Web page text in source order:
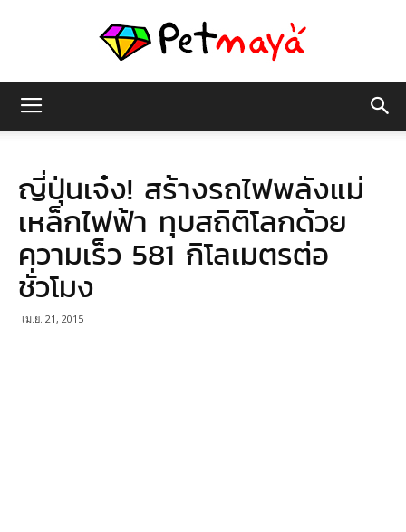
มายา
ญี่ปุ่นเจ๋ง! สร้างรถไฟพลังแม่
เหล็กไฟฟ้า ทุบสถิติโลกด้วย
ความเร็ว 581 กิโลเมตรต่อ
ชั่วโมง
เม.ย. 21, 2015